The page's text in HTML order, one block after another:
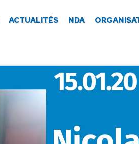
ACTUALITÉS NDA